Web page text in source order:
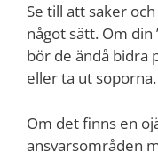
Se till att saker
något sätt. Om din
bör de ändå bidra
eller ta ut soporna.
Om det finns en
ansvarsområden